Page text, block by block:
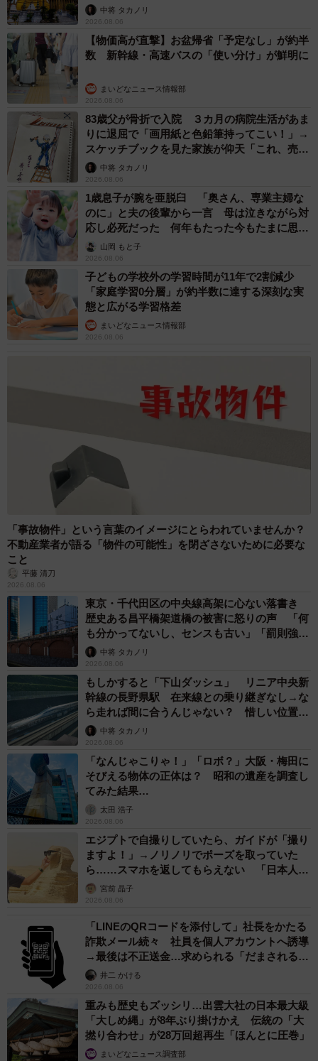
中将 タカノリ
2026.08.06
【物価高が直撃】お盆帰省「予定なし」が約半
数 新幹線・高速バスの「使い分け」が鮮明に
まいどなニュース情報部
2026.08.06
83歳父が骨折で入院 ３カ月の病院生活があま
りに退屈で「画用紙と色鉛筆持ってこい！」→
スケッチブックを見た家族が仰天「これ、売れ
ますよ…」
中将 タカノリ
2026.08.06
1歳息子が腕を亜脱臼 「奥さん、専業主婦な
のに」と夫の後輩から一言 母は泣きながら対
応し必死だった 何年もたった今もたまに思い
出し…山岡 もと子
2026.08.06
子どもの学校外の学習時間が11年で2割減少
「家庭学習0分層」が約半数に達する深刻な実
態と広がる学習格差
まいどなニュース情報部
2026.08.06
「事故物件」という言葉のイメージにとらわれていませんか？
不動産業者が語る「物件の可能性」を閉ざさないために必要な
こと
平藤 清刀
2026.08.06
東京・千代田区の中央線高架に心ない落書き
歴史ある昌平橋架道橋の被害に怒りの声 「何
も分かってないし、センスも古い」「罰則強化
して」中将 タカノリ
2026.08.06
もしかすると「下山ダッシュ」 リニア中央新
幹線の長野県駅 在来線との乗り継ぎなし→な
ら走れば間に合うんじゃない？ 惜しい位置関
係が反響
中将 タカノリ
2026.08.06
「なんじゃこりゃ！」「ロボ？」大阪・梅田に
そびえる物体の正体は？ 昭和の遺産を調査し
てみた結果…
太田 浩子
2026.08.06
エジプトで自撮りしていたら、ガイドが「撮り
ますよ！」→ノリノリでポーズを取っていた
ら……スマホを返してもらえない 「日本人は
カモ代表かも」「私は6時間で3万円払った」
宮前 晶子
2026.08.06
「LINEのQRコードを添付して」社長をかたる
詐欺メール続々 社員を個人アカウントへ誘導
→最後は不正送金…求められる「だまされる前
提」の対策
井二 かける
2026.08.06
重みも歴史もズッシリ…出雲大社の日本最大級
「大しめ縄」が8年ぶり掛けかえ 伝統の「大
撚り合わせ」が28万回超再生「ほんとに圧巻」
まいどなニュース調査部